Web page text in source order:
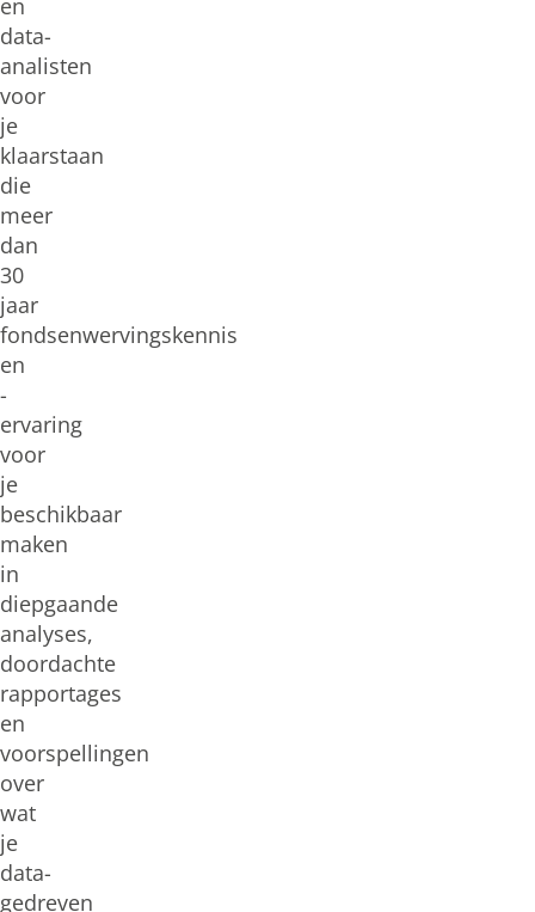
en
data-
analisten
voor
je
klaarstaan
die
meer
dan
30
jaar
fondsenwervingskennis
en
-
ervaring
voor
je
beschikbaar
maken
in
diepgaande
analyses,
doordachte
rapportages
en
voorspellingen
over
wat
je
data-
gedreven